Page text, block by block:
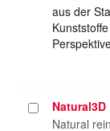
aus der
Projekt
auswählen
Natural3D
Natural